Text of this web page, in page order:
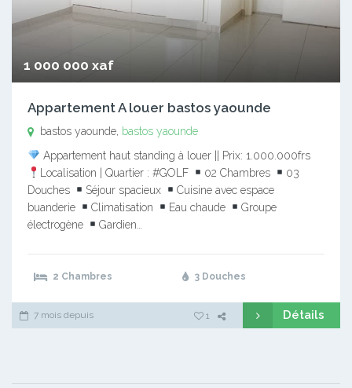
1 000 000 xaf
Appartement A louer bastos yaounde
bastos yaounde, bastos yaounde
Appartement haut standing à louer || Prix: 1.000.000frs
Localisation | Quartier : #GOLF
02 Chambres
03
Douches
Séjour spacieux
Cuisine avec espace
buanderie
Climatisation Eau chaude
Groupe
électrogène
Gardien…
2 Chambres 3 Douches
7 mois depuis 1 Détails